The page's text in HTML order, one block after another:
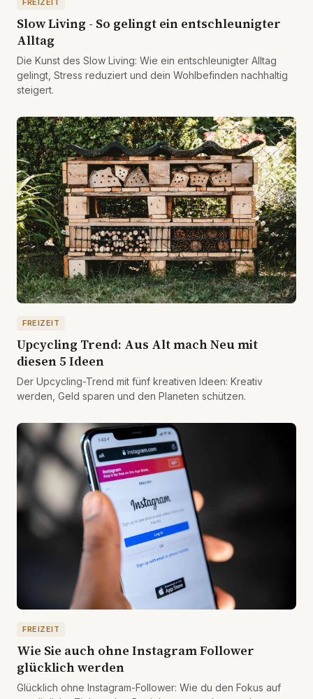
Slow Living - So gelingt ein entschleunigter
Alltag
Die Kunst des Slow Living: Wie ein entschleunigter Alltag
gelingt, Stress reduziert und dein Wohlbefinden nachhaltig
steigert.
FREIZEIT
Upcycling Trend: Aus Alt mach Neu mit
diesen 5 Ideen
Der Upcycling-Trend mit fünf kreativen Ideen: Kreativ
werden, Geld sparen und den Planeten schützen.
FREIZEIT
Wie Sie auch ohne Instagram Follower
glücklich werden
Glücklich ohne Instagram-Follower: Wie du den Fokus auf